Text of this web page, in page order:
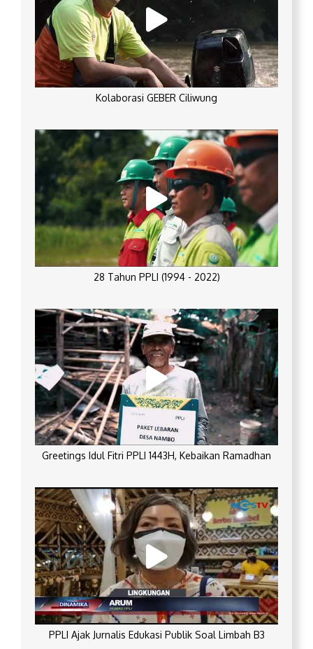
Kolaborasi GEBER Ciliwung
28 Tahun PPLI (1994 - 2022)
Greetings Idul Fitri PPLI 1443H, Kebaikan Ramadhan
PPLI Ajak Jurnalis Edukasi Publik Soal Limbah B3